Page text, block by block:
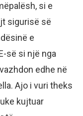
si e
sigurisë së
e
së si një nga
edhe në
Ajo i vuri theks
kujtuar